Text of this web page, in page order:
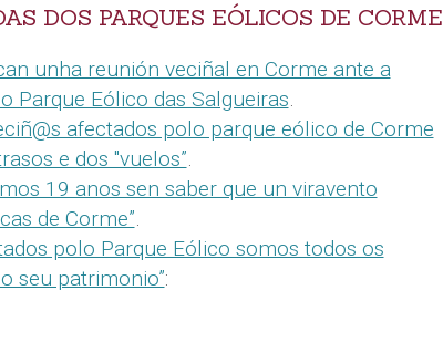
DOS PARQUES EÓLICOS DE CORME
unha reunión veciñal en Corme ante a
Parque Eólico das Salgueiras.
afectados polo parque eólico de Corme
e dos "vuelos”.
19 anos sen saber que un viravento
de Corme”.
polo Parque Eólico somos todos os
seu patrimonio”: